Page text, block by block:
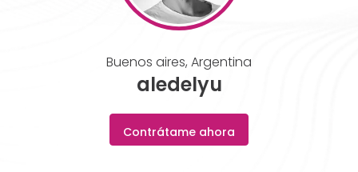
GALERÍA DE LOGOTIPOS AI
Buenos aires, Argentina
aledelyu
Contrátame ahora